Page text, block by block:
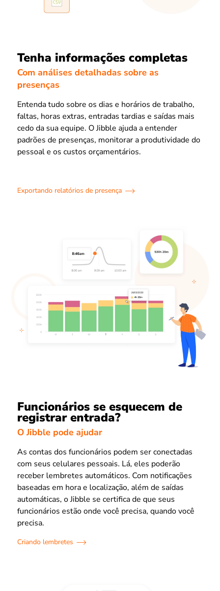
Tenha informações completas
Com análises detalhadas sobre as
presenças
Entenda tudo sobre os dias e horários de trabalho,
faltas, horas extras, entradas tardias e saídas mais
cedo da sua equipe. O Jibble ajuda a entender
padrões de presenças, monitorar a produtividade do
pessoal e os custos orçamentários.
Exportando relatórios de presença
Funcionários se esquecem de
registrar entrada?
O Jibble pode ajudar
As contas dos funcionários podem ser conectadas
com seus celulares pessoais. Lá, eles poderão
receber lembretes automáticos. Com notificações
baseadas em hora e localização, além de saídas
automáticas, o Jibble se certifica de que seus
funcionários estão onde você precisa, quando você
precisa.
Criando lembretes